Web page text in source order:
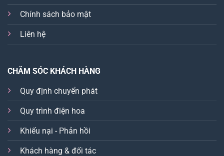
Chính sách bảo mật
Liên hệ
CHĂM SÓC KHÁCH HÀNG
Quy định chuyển phát
Quy trình điện hoa
Khiếu nại - Phản hồi
Khách hàng & đối tác